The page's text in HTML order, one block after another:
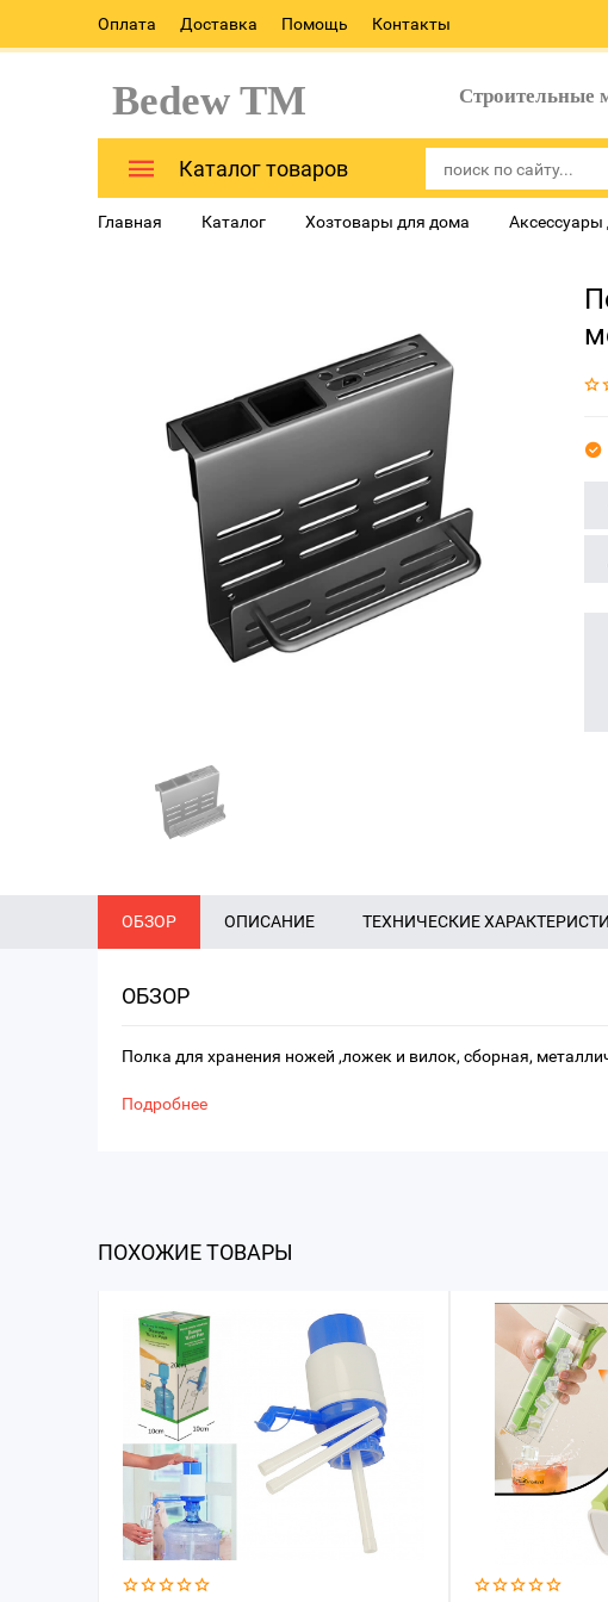
Оплата Доставка Помощь Контакты
Bedew TM Строительные
Каталог товаров
Главная Каталог Хозтовары для дома Аксессуары
ОБЗОР ОПИСАНИЕ ТЕХНИЧЕСКИЕ
ОБЗОР
Полка для хранения ножей ,ложек и вилок, сборная,
Подробнее
ПОХОЖИЕ ТОВАРЫ